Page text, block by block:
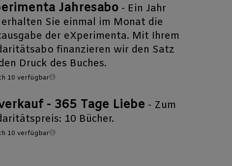
Jahresabo - Ein Jahr
Sie einmal im Monat die
der eXperimenta. Mit Ihrem
finanzieren wir den Satz
Druck des Buches.
10 verfügbar
- 365 Tage Liebe - Zum
10 Bücher.
10 verfügbar